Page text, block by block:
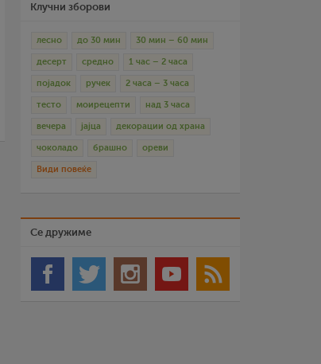
Клучни зборови
лесно до 30 мин 30 мин – 60 мин
десерт средно 1 час – 2 часа
појадок ручек 2 часа – 3 часа
тесто моирецепти над 3 часа
вечера јајца декорации од храна
чоколадо брашно ореви
Види повеќе
Се дружиме